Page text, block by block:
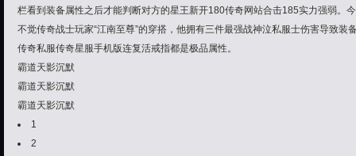
栏看到装备属性之后才能判断对方的星王新开180传奇网站合击185实力强弱。
不觉传奇战士玩家“江南至尊”的穿搭，他拥有三件最强战神泣私服士伤害导致装
传奇私服传奇星服手机版连复活戒指都是极品属性。
霸道天影沉默
霸道天影沉默
霸道天影沉默
1
2